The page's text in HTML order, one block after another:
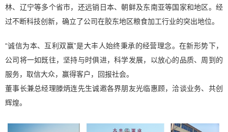
林、辽宁等多个省市，还远销日本、朝鲜及东南亚等国家和地区。经
过不断科技创新，确立了公司在胶东地区粮食加工行业的突出地位。
“诚信为本、互利双赢”是大丰人始终秉承的经营理念。在新形势下，
公司将一如既往，坚持与时俱进，科学发展，以放心的品质、周到的
服务，取信大众，赢得客户，回报社会。
董事长兼总经理滕炳连先生诚邀各界朋友光临惠顾，洽谈业务、共创
辉煌。